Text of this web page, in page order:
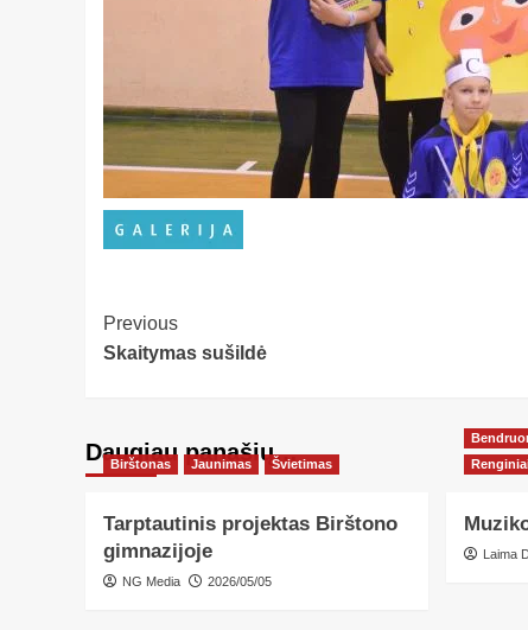
Post
Navigation
Previous
Skaitymas sušildė
Daugiau panašių…
Birštonas Jaunimas Švietimas
Tarptautinis projektas Birštono
gimnazijoje
NG Media 2026/05/05
Laima